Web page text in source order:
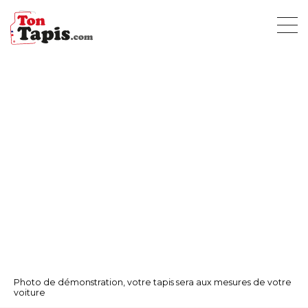
Photo de démonstration, votre tapis sera aux mesures de votre
voiture